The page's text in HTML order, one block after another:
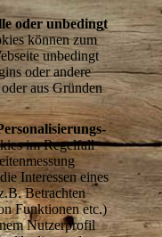
oder unbedingt
können zum
unbedingt
oder andere
aus Gründen
im Regelfall
Interessen eines
Betrachten
Funktionen etc.)
Nutzerprofil